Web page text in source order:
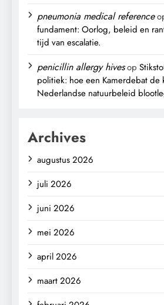
pneumonia medical reference
fundament: Oorlog, beleid en
tijd van escalatie.
penicillin allergy hivesop
politiek: hoe een Kamerdebat de
Nederlandse natuurbeleid
Archives
augustus 2026
juli 2026
juni 2026
mei 2026
april 2026
maart 2026